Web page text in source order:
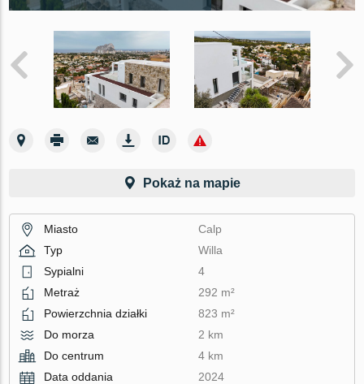
Pokaż na mapie
Miasto
Calp
Typ
Willa
Sypialni
4
Metraż
292 m²
Powierzchnia działki
823 m²
Do morza
2 km
Do centrum
4 km
Data oddania
2024